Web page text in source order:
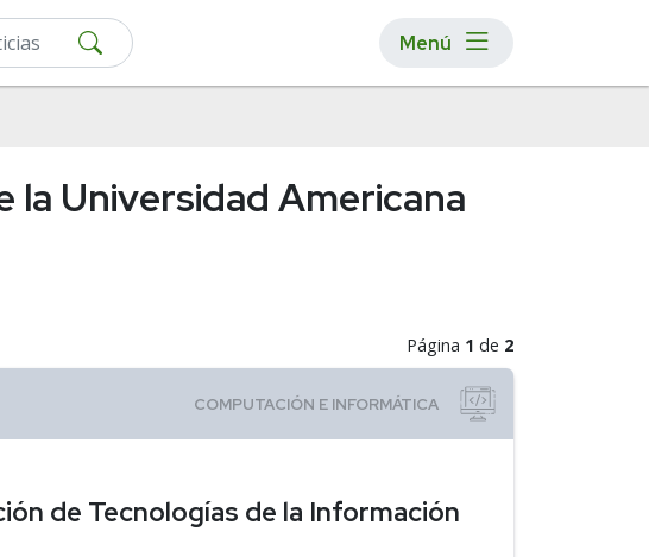
Menú
la Universidad Americana
Página 1 de 2
de Tecnologías de la Información